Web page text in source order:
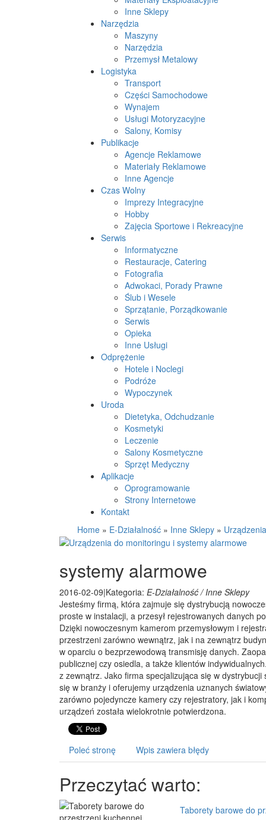
Inne Sklepy
Narzędzia
Maszyny
Narzędzia
Przemysł Metalowy
Logistyka
Transport
Części Samochodowe
Wynajem
Usługi Motoryzacyjne
Salony, Komisy
Publikacje
Agencje Reklamowe
Materiały Reklamowe
Inne Agencje
Czas Wolny
Imprezy Integracyjne
Hobby
Zajęcia Sportowe i Rekreacyjne
Serwis
Informatyczne
Restauracje, Catering
Fotografia
Adwokaci, Porady Prawne
Ślub i Wesele
Sprzątanie, Porządkowanie
Serwis
Opieka
Inne Usługi
Odprężenie
Hotele i Noclegi
Podróże
Wypoczynek
Uroda
Dietetyka, Odchudzanie
Kosmetyki
Leczenie
Salony Kosmetyczne
Sprzęt Medyczny
Aplikacje
Oprogramowanie
Strony Internetowe
Kontakt
Home » E-Działalność » Inne Sklepy »
systemy alarmowe
2016-02-09|Kategoria: E-Działalność / Inne Sklepy
Jesteśmy firmą, która zajmuje się dystrybucją
proste w instalacji, a przesył rejestrowanych danych
Dzięki nowoczesnym kamerom przemysłowym i
przestrzeni zarówno wewnątrz, jak i na zewnątrz
w oparciu o bezprzewodową transmisję danych.
publicznej czy osiedla, a także klientów
z zewnątrz. Jako firma specjalizująca się w
się w branży i oferujemy urządzenia uznanych
zarówno pojedyncze kamery czy rejestratory, jak i
urządzeń została wielokrotnie potwierdzona.
Poleć stronę Wpis zawiera błędy
Przeczytać warto:
Taborety barowe do